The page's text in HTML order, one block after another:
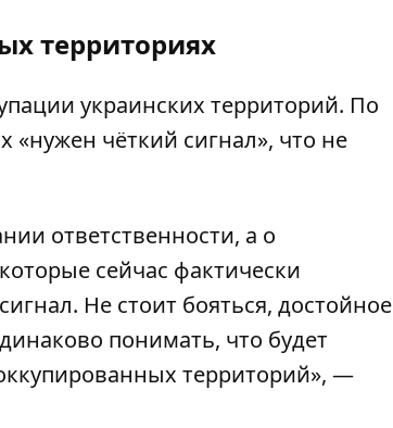
территориях
украинских территорий. По
«нужен чёткий сигнал», что не
ответственности, а о
сейчас фактически
Не стоит бояться, достойное
понимать, что будет
территорий», —